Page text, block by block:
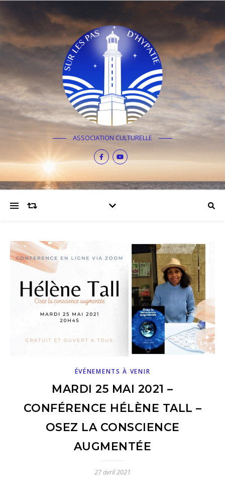
ASSOCIATION CULTURELLE
ÉVÉNEMENTS À VENIR
MARDI 25 MAI 2021 –
CONFÉRENCE HÉLÈNE TALL –
OSEZ LA CONSCIENCE
AUGMENTÉE
27 avril 2021